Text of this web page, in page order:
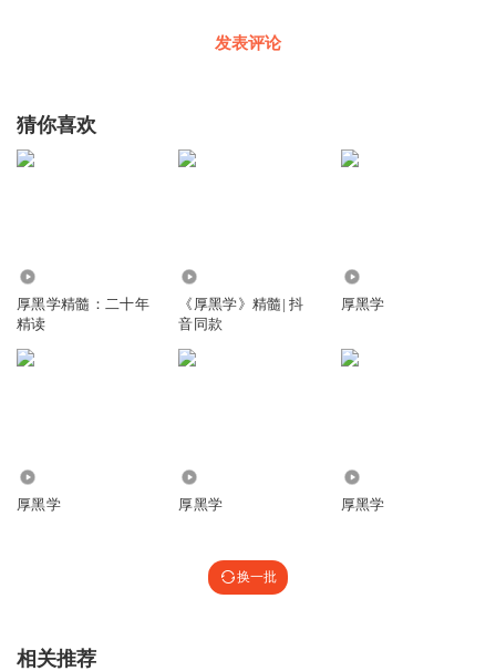
发表评论
猜你喜欢
厚黑学精髓：二十年
精读
《厚黑学》精髓| 抖
音同款
厚黑学
厚黑学 厚黑学 厚黑学
换一批
相关推荐